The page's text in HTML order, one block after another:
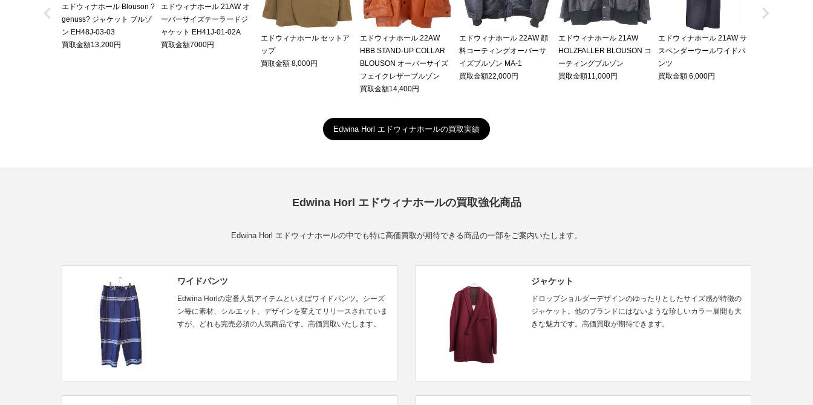
エドウィナホール Blouson ?
genuss? ジャケット ブルゾ
ン EH48J-03-03
買取金額13,200円
エドウィナホール 21AW オ
ーバーサイズテーラードジ
ャケット EH41J-01-02A
買取金額7000円
エドウィナホール セットア
ップ
買取金額 8,000円
エドウィナホール 22AW
HBB STAND-UP COLLAR
BLOUSON オーバーサイズ
フェイクレザーブルゾン
買取金額14,400円
エドウィナホール 22AW 顔
料コーティングオーバーサ
イズブルゾン MA-1
買取金額22,000円
エドウィナホール 21AW
HOLZFALLER BLOUSON コ
ーティングブルゾン
買取金額11,000円
エドウィナホール 21AW サ
スペンダーウールワイドパ
ンツ
買取金額 6,000円
 
Edwina Horl エドウィナホールの買取実績
Edwina Horl エドウィナホールの買取強化商品
Edwina Horl エドウィナホールの中でも特に高価買取が期待できる商品の一部をご案内いたします。
ワイドパンツ
Edwina Horlの定番人気アイテムといえばワイドパンツ。シーズ
ン毎に素材、シルエット、デザインを変えてリリースされていま
すが、どれも完売必須の人気商品です。高価買取いたします。
ジャケット
ドロップショルダーデザインのゆったりとしたサイズ感が特徴の
ジャケット。他のブランドにはないような珍しいカラー展開も大
きな魅力です。高価買取が期待できます。